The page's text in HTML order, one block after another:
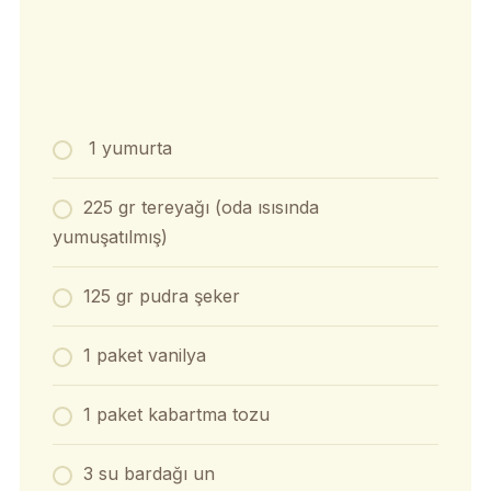
1 yumurta
225 gr tereyağı (oda ısısında
yumuşatılmış)
125 gr pudra şeker
1 paket vanilya
1 paket kabartma tozu
3 su bardağı un